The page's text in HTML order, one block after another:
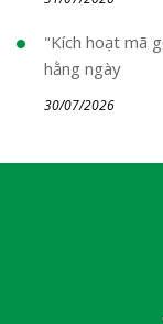
"Kích hoạt mã
hằng ngày
30/07/2026